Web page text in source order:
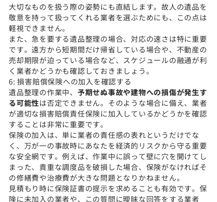
大切なものを扱う際の姿勢にも直結します。故人の遺品を
敬意を持って扱ってくれる業者を選ぶためにも、この点は
軽視できません。
また、急を要する遺品整理の場合、対応の速さは特に重要
です。遠方から短期間だけ帰省している場合や、不動産の
売却期限が迫っている場合など、スケジュールの融通が利
く業者かどうかも確認しておきましょう。
6: 損害賠償保険への加入を確認する
遺品整理の作業中、 予期せぬ事故や建物への損傷が発生す
る可能性は否定できません。そのような場合に備え、業者
が適切な損害賠償責任保険に加入しているかどうかを確認
することは非常に重要です。
保険の加入は、単に業者の責任感の表れというだけでな
く、万が一の事故時にあなたを経済的リスクから守る重要
な安全網です。例えば、作業中に誤って壁に穴を開けてし
まった、貴重な調度品を破損した場合、保険がなければそ
の修繕費や治療費が大きな問題となりかねません。
見積もり時に保険証書の提示を求めることも有効です。保
険に未加入の業者や、この質問に曖昧な回答をする業者